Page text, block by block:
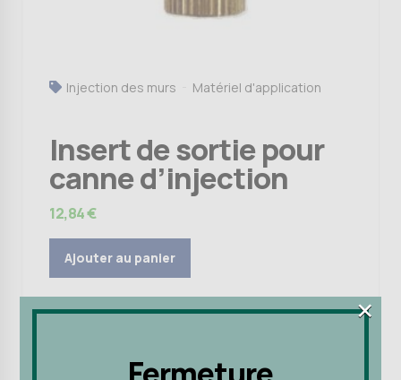
Injection des murs Matériel d'application
Insert de sortie pour
canne d’injection
12,84€
Ajouter au panier
×
×